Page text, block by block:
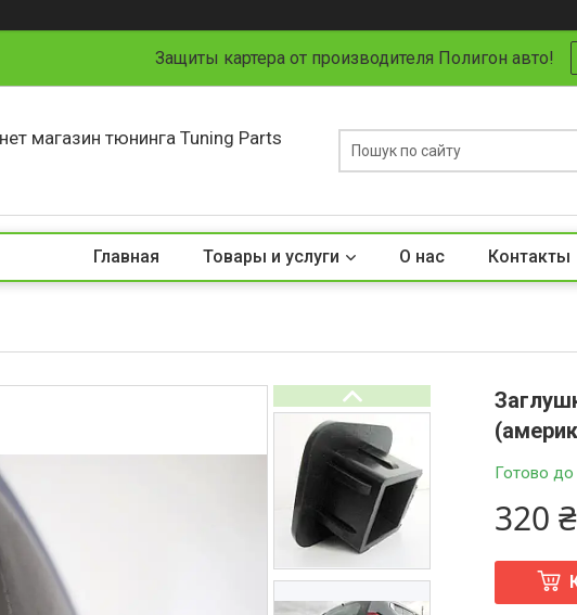
Защиты картера от производителя Полигон авто!
магазин тюнинга Tuning Parts
Главная Товары и услуги О нас Контакты
Готово до
320 ₴